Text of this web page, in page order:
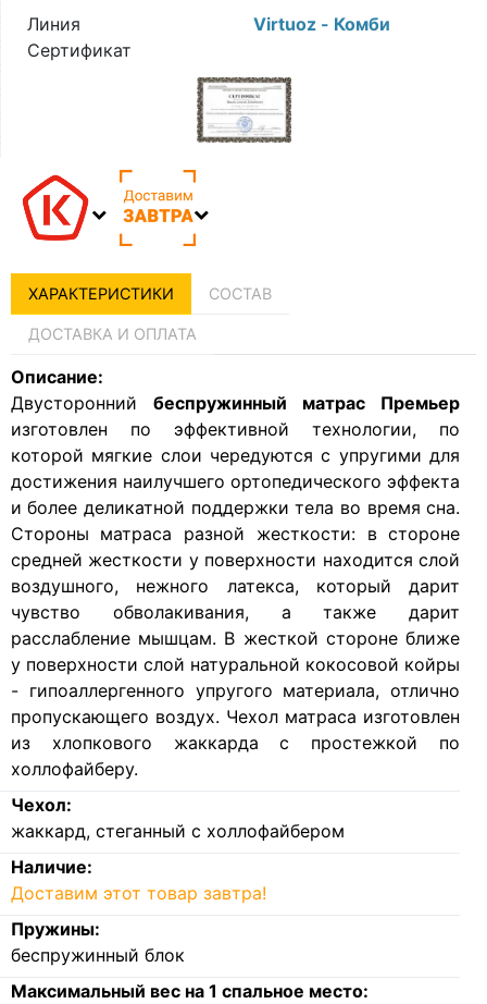
Линия
Virtuoz - Комби
Сертификат
ХАРАКТЕРИСТИКИ СОСТАВ
ДОСТАВКА И ОПЛАТА
Описание:
Двусторонний беспружинный матрас Премьер
изготовлен по эффективной технологии, по
которой мягкие слои чередуются с упругими для
достижения наилучшего ортопедического эффекта
и более деликатной поддержки тела во время сна.
Стороны матраса разной жесткости: в стороне
средней жесткости у поверхности находится слой
воздушного, нежного латекса, который дарит
чувство обволакивания, а также дарит
расслабление мышцам. В жесткой стороне ближе
у поверхности слой натуральной кокосовой койры
- гипоаллергенного упругого материала, отлично
пропускающего воздух. Чехол матраса изготовлен
из хлопкового жаккарда с простежкой по
холлофайберу.
Чехол:
жаккард, стеганный с холлофайбером
Наличие:
Доставим этот товар завтра!
Пружины:
беспружинный блок
Максимальный вес на 1 спальное место: